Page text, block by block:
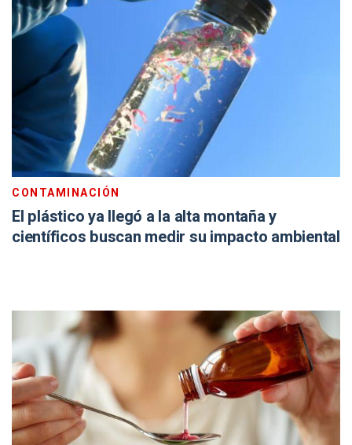
CONTAMINACIÓN
El plástico ya llegó a la alta montaña y
científicos buscan medir su impacto ambiental